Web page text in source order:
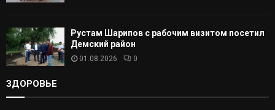
Рустам Шарипов с рабочим визитом посетил
Демский район
01.08.2026 0
ЗДОРОВЬЕ